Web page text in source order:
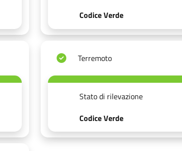
Codice Verde
Terremoto
Stato di rilevazione
Codice Verde